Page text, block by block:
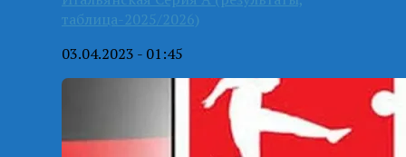
таблица-2025/2026)
03.04.2023 - 01:45